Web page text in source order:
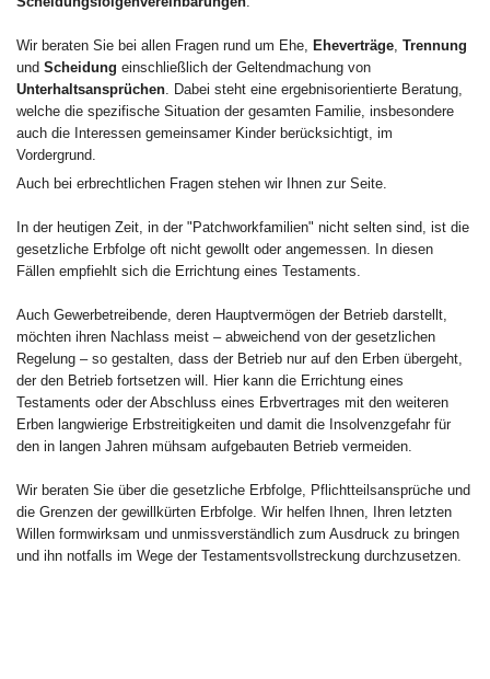
Wir beraten Sie bei allen Fragen rund um Ehe, Eheverträge Trennung
und Scheidung einschließlich der Geltendmachung von
Unterhaltsansprüchen . Dabei steht eine ergebnisorientierte Beratung,
welche die spezifische Situation der gesamten Familie, insbesondere
auch die Interessen gemeinsamer Kinder berücksichtigt, im
Vordergrund.
Auch bei erbrechtlichen Fragen stehen wir Ihnen zur Seite.
In der heutigen Zeit, in der "Patchworkfamilien" nicht selten sind, ist die
gesetzliche Erbfolge oft nicht gewollt oder angemessen. In diesen
Fällen empfiehlt sich die Errichtung eines Testaments.
Auch Gewerbetreibende, deren Hauptvermögen der Betrieb darstellt,
möchten ihren Nachlass meist – abweichend von der gesetzlichen
Regelung – so gestalten, dass der Betrieb nur auf den Erben übergeht,
der den Betrieb fortsetzen will. Hier kann die Errichtung eines
Testaments oder der Abschluss eines Erbvertrages mit den weiteren
Erben langwierige Erbstreitigkeiten und damit die Insolvenzgefahr für
den in langen Jahren mühsam aufgebauten Betrieb vermeiden.
Wir beraten Sie über die gesetzliche Erbfolge, Pflichtteilsansprüche und
die Grenzen der gewillkürten Erbfolge. Wir helfen Ihnen, Ihren letzten
Willen formwirksam und unmissverständlich zum Ausdruck zu bringen
und ihn notfalls im Wege der Testamentsvollstreckung durchzusetzen.